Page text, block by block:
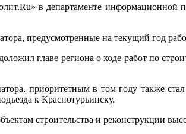
в департаменте информационной
предусмотренные на текущий год
главе региона о ходе работ по
приоритетным в том году также
к Краснотурьинску.
строительства и реконструкции